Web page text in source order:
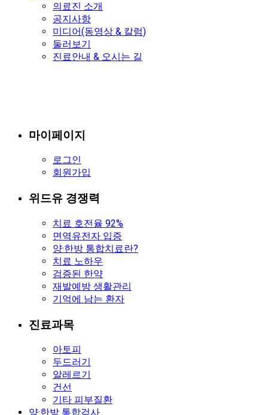
의료진 소개
공지사항
미디어(동영상 & 칼럼)
둘러보기
진료안내 & 오시는 길
마이페이지
로그인
회원가입
위드유 경쟁력
치료 호전율 92%
면역유전자 입증
양·한방 통합치료란?
치료 노하우
검증된 한약
재발예방 생활관리
기억에 남는 환자
진료과목
아토피
두드러기
알레르기
건선
기타 피부질환
양·한방 통합검사